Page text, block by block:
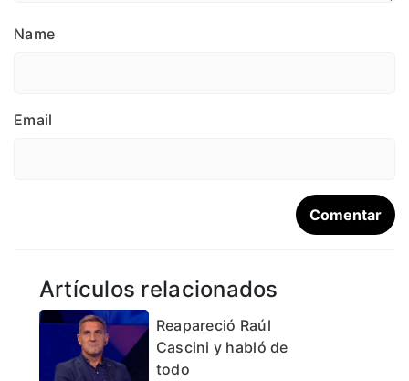
Name
Email
Artículos relacionados
Reapareció Raúl
Cascini y habló de
todo